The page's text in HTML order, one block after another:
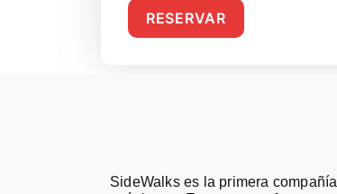
RESERVAR
SideWalks es la primera compañía